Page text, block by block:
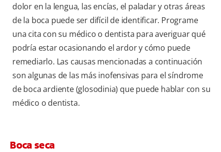
dolor en la lengua, las encías, el paladar y otras áreas
de la boca puede ser difícil de identificar. Programe
una cita con su médico o dentista para averiguar qué
podría estar ocasionando el ardor y cómo puede
remediarlo. Las causas mencionadas a continuación
son algunas de las más inofensivas para el síndrome
de boca ardiente (glosodinia) que puede hablar con su
médico o dentista.
Boca seca